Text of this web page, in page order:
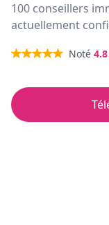
100 conseillers
actuellement
Noté 4.8